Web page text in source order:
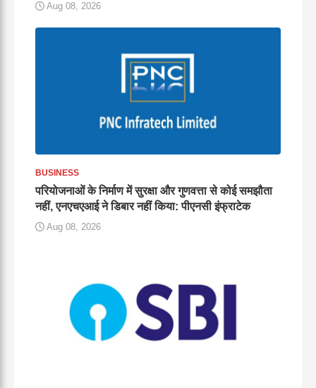
Aug 08, 2026
BUSINESS
परियोजनाओं के निर्माण में सुरक्षा और गुणवत्ता से कोई समझौता
नहीं, एनएचएआई ने डिबार नहीं किया: पीएनसी इंफ्राटेक
Aug 08, 2026